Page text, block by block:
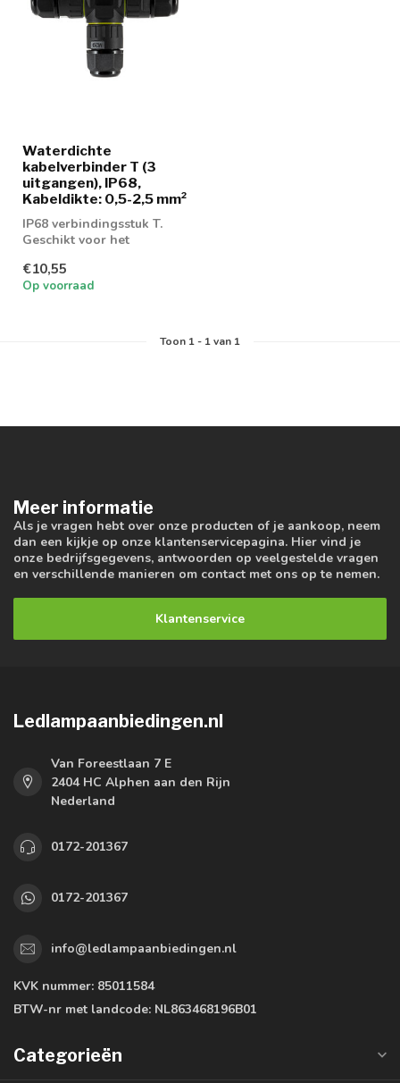
Waterdichte
kabelverbinder T (3
uitgangen), IP68,
Kabeldikte: 0,5-2,5 mm²
IP68 verbindingsstuk T.
Geschikt voor het
elektrokabels in voc...
€10,55
Op voorraad
Toon 1- 1van 1
Meer informatie
Als je vragen hebt over onze producten of je aankoop, neem
dan een kijkje op onze klantenservicepagina. Hier vind je
onze bedrijfsgegevens, antwoorden op veelgestelde vragen
en verschillende manieren om contact met ons op te nemen.
Klantenservice
Ledlampaanbiedingen.nl
Van Foreestlaan 7 E
2404 HC Alphen aan den Rijn
Nederland
0172-201367
0172-201367
info@ledlampaanbiedingen.nl
KVK nummer: 85011584
BTW-nr met landcode: NL863468196B01
Categorieën